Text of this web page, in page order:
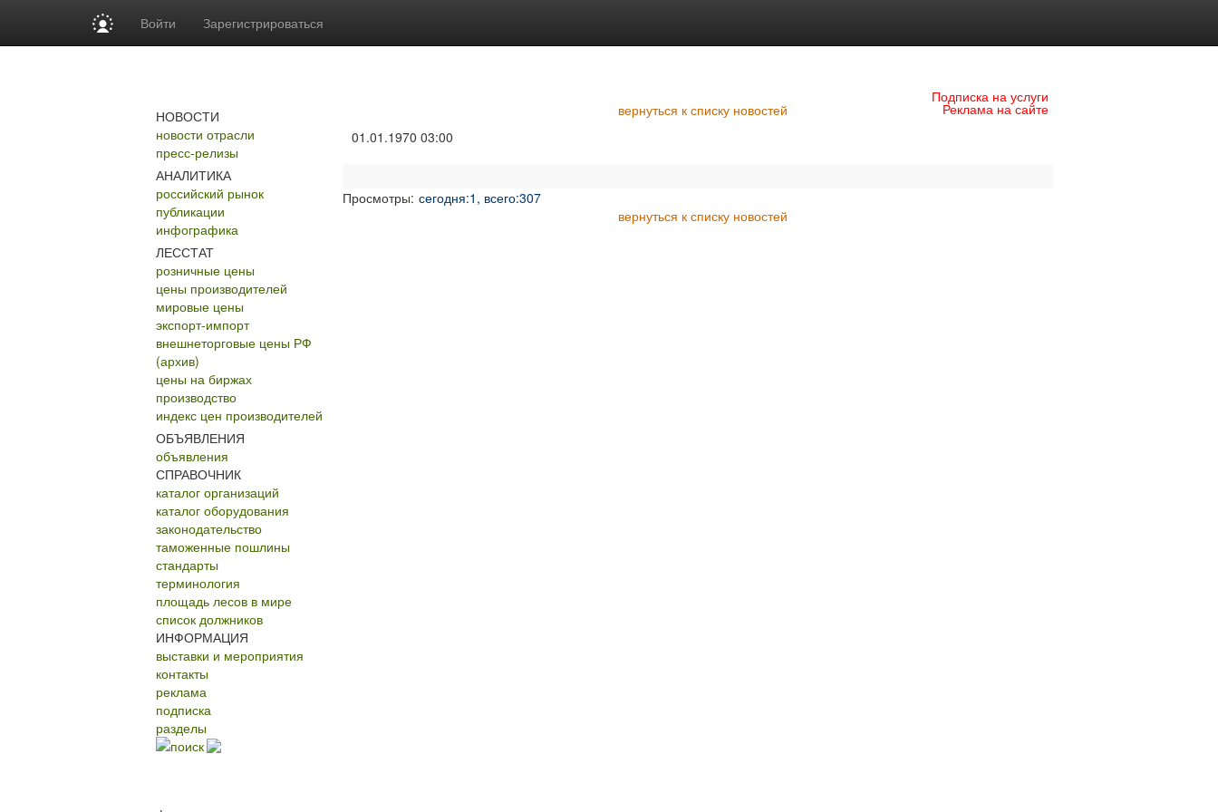
Войти Зарегистрироваться
НОВОСТИ
новости отрасли
пресс-релизы
АНАЛИТИКА
российский рынок
публикации
инфографика
ЛЕССТАТ
розничные цены
цены производителей
мировые цены
экспорт-импорт
внешнеторговые цены РФ
(архив)
цены на биржах
производство
индекс цен производителей
ОБЪЯВЛЕНИЯ
объявления
СПРАВОЧНИК
каталог организаций
каталог оборудования
законодательство
таможенные пошлины
стандарты
терминология
площадь лесов в мире
список должников
ИНФОРМАЦИЯ
выставки и мероприятия
контакты
реклама
подписка
разделы
поиск
Подписка на услуги
Реклама на сайте
вернуться к списку новостей
01.01.1970 03:00
Просмотры: сегодня:1, всего:307
вернуться к списку новостей